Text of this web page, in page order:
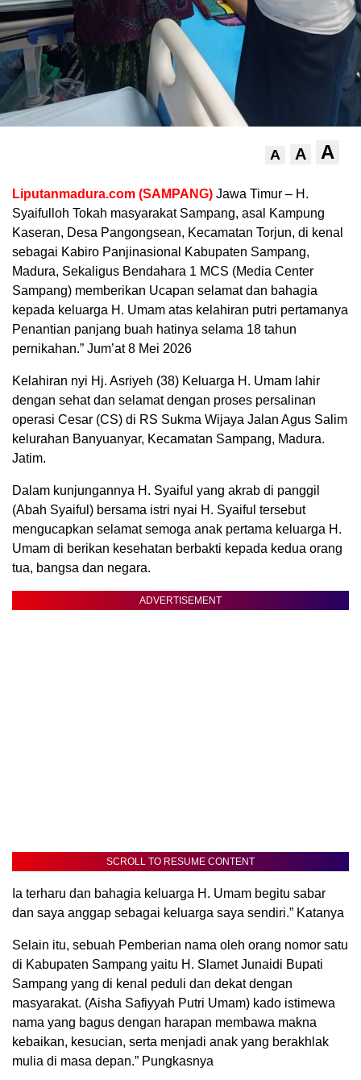
A A A
Liputanmadura.com (SAMPANG) Jawa Timur – H.
Syaifulloh Tokah masyarakat Sampang, asal Kampung
Kaseran, Desa Pangongsean, Kecamatan Torjun, di kenal
sebagai Kabiro Panjinasional Kabupaten Sampang,
Madura, Sekaligus Bendahara 1 MCS (Media Center
Sampang) memberikan Ucapan selamat dan bahagia
kepada keluarga H. Umam atas kelahiran putri pertamanya
Penantian panjang buah hatinya selama 18 tahun
pernikahan.” Jum’at 8 Mei 2026
Kelahiran nyi Hj. Asriyeh (38) Keluarga H. Umam lahir
dengan sehat dan selamat dengan proses persalinan
operasi Cesar (CS) di RS Sukma Wijaya Jalan Agus Salim
kelurahan Banyuanyar, Kecamatan Sampang, Madura.
Jatim.
Dalam kunjungannya H. Syaiful yang akrab di panggil
(Abah Syaiful) bersama istri nyai H. Syaiful tersebut
mengucapkan selamat semoga anak pertama keluarga H.
Umam di berikan kesehatan berbakti kepada kedua orang
tua, bangsa dan negara.
ADVERTISEMENT
SCROLL TO RESUME CONTENT
Ia terharu dan bahagia keluarga H. Umam begitu sabar
dan saya anggap sebagai keluarga saya sendiri.” Katanya
Selain itu, sebuah Pemberian nama oleh orang nomor satu
di Kabupaten Sampang yaitu H. Slamet Junaidi Bupati
Sampang yang di kenal peduli dan dekat dengan
masyarakat. (Aisha Safiyyah Putri Umam) kado istimewa
nama yang bagus dengan harapan membawa makna
kebaikan, kesucian, serta menjadi anak yang berakhlak
mulia di masa depan.” Pungkasnya